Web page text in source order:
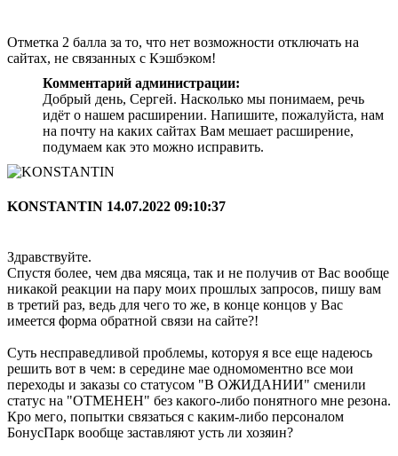
Отметка 2 балла за то, что нет возможности отключать на
сайтах, не связанных с Кэшбэком!
Комментарий администрации:
Добрый день, Сергей. Насколько мы понимаем, речь
идёт о нашем расширении. Напишите, пожалуйста, нам
на почту на каких сайтах Вам мешает расширение,
подумаем как это можно исправить.
KONSTANTIN 14.07.2022 09:10:37
Здравствуйте.
Спустя более, чем два мясяца, так и не получив от Вас вообще
никакой реакции на пару моих прошлых запросов, пишу вам
в третий раз, ведь для чего то же, в конце концов у Вас
имеется форма обратной связи на сайте?!
Суть несправедливой проблемы, которуя я все еще надеюсь
решить вот в чем: в середине мае одномоментно все мои
переходы и заказы со статусом "В ОЖИДАНИИ" сменили
статус на "ОТМЕНЕН" без какого-либо понятного мне резона.
Кро мего, попытки связаться с каким-либо персоналом
БонусПарк вообще заставляют усть ли хозяин?